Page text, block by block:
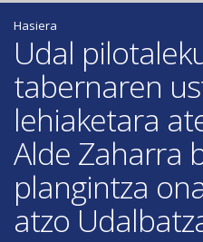
Hasiera
Udal
tabernaren
lehiaketara
Alde Zaharra
plangintza
atzo